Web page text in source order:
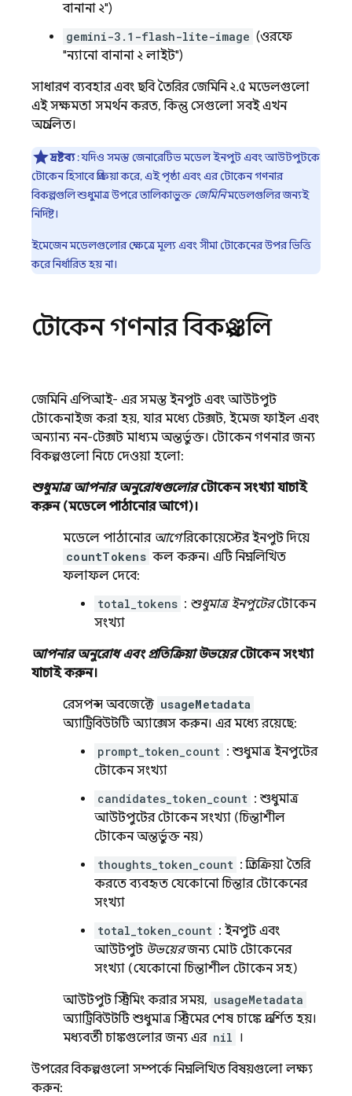
বানানা ২")
gemini-3.1-flash-lite-image (ওরফে
"ন্যানো বানানা ২ লাইট")
সাধারণ ব্যবহার এবং ছবি তৈরিরজেমিনি ২.৫ মডেলগুলো
এই সক্ষমতা সমর্থন করত, কিন্তু সেগুলো সবই এখন
অপ্রচলিত।
দ্রষ্টব্য: যদিও সমস্ত জেনারেটিভ মডেল ইনপুট এবং আউটপুটকে
টোকেন হিসাবে প্রক্রিয়া করে, এই পৃষ্ঠা এবং এর টোকেন গণনার
বিকল্পগুলি শুধুমাত্র উপরে তালিকাভুক্ত জেমিনিমডেলগুলির জন্যই
নির্দিষ্ট।
ইমেজেনমডেলগুলোর ক্ষেত্রে মূল্য এবং সীমা টোকেনের উপর ভিত্তি
করে নির্ধারিত হয় না।
টোকেন গণনার বিকল্পগুলি
জেমিনি এপিআই- এর সমস্ত ইনপুট এবং আউটপুট
টোকেনাইজ করা হয়, যার মধ্যে টেক্সট, ইমেজ ফাইল এবং
অন্যান্য নন-টেক্সট মাধ্যম অন্তর্ভুক্ত। টোকেন গণনার জন্য
বিকল্পগুলো নিচে দেওয়া হলো:
শুধুমাত্র আপনার অনুরোধগুলোরটোকেন সংখ্যা যাচাই
করুন (মডেলে পাঠানোর আগে)।
মডেলে পাঠানোর আগেরিকোয়েস্টের ইনপুট দিয়ে
countTokens কল করুন। এটি নিম্নলিখিত
ফলাফল দেবে:
total_tokens : শুধুমাত্র ইনপুটেরটোকেন
সংখ্যা
আপনার অনুরোধ এবং প্রতিক্রিয়া উভয়েরটোকেন সংখ্যা
যাচাই করুন।
রেসপন্স অবজেক্টে usageMetadata
অ্যাট্রিবিউটটি অ্যাক্সেস করুন। এর মধ্যে রয়েছে:
prompt_token_count : শুধুমাত্র ইনপুটের
টোকেন সংখ্যা
candidates_token_count : শুধুমাত্র
আউটপুটের টোকেন সংখ্যা (চিন্তাশীল
টোকেন অন্তর্ভুক্ত নয়)
thoughts_token_count : প্রতিক্রিয়া তৈরি
করতে ব্যবহৃত যেকোনো চিন্তার টোকেনের
সংখ্যা
total_token_count : ইনপুট এবং
আউটপুট উভয়েরজন্য মোট টোকেনের
সংখ্যা (যেকোনো চিন্তাশীল টোকেন সহ)
আউটপুট স্ট্রিমিং করার সময়, usageMetadata
অ্যাট্রিবিউটটি শুধুমাত্র স্ট্রিমের শেষ চাঙ্কে প্রদর্শিত হয়।
মধ্যবর্তী চাঙ্কগুলোর জন্য এর nil ।
উপরের বিকল্পগুলো সম্পর্কে নিম্নলিখিত বিষয়গুলো লক্ষ্য
করুন: